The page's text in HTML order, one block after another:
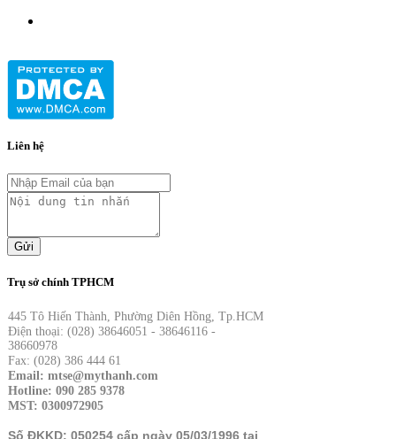
Liên hệ
Gửi
Trụ sở chính TPHCM
445 Tô Hiến Thành, Phường Diên Hồng, Tp.HCM
Điện thoại: (028) 38646051 - 38646116 -
38660978
Fax: (028) 386 444 61
Email: mtse@mythanh.com
Hotline: 090 285 9378
MST: 0300972905
Số ĐKKD: 050254 cấp ngày 05/03/1996 tại